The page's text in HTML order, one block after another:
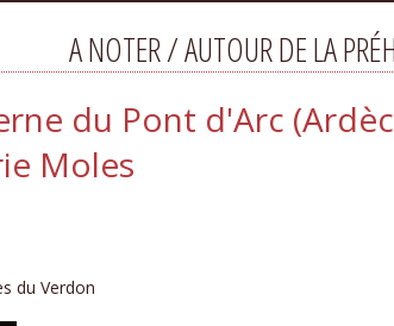
A NOTER / AUTOUR DE LA
du Pont d'Arc
Moles
du Verdon